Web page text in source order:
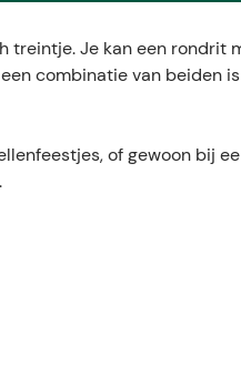
treintje. Je kan een rondrit
combinatie van beiden
of gewoon bij